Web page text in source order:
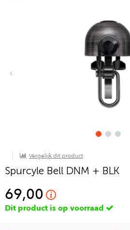
Vergelijk dit product
Spurcyle Bell DNM + BLK
69,00
Dit product is op voorraad